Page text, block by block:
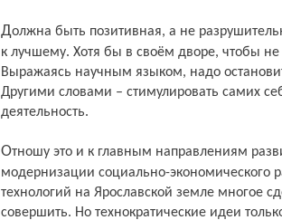
Должна быть позитивная, а не разрушительная энергетика, желание изменить жизнь
к лучшему. Хотя бы в своём дворе, чтобы
Выражаясь научным языком, надо
Другими словами – стимулировать самих
деятельность.
Отношу это и к главным направлениям развития нашей области – инновациям и
модернизации социально-экономического
технологий на Ярославской земле многое
совершить. Но технократические идеи